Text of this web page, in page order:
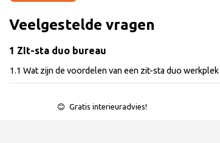
Veelgestelde vragen
1 ZIt-sta duo bureau
1.1 Wat zijn de voordelen van een zit-sta duo werkplek
Gratis interieuradvies!